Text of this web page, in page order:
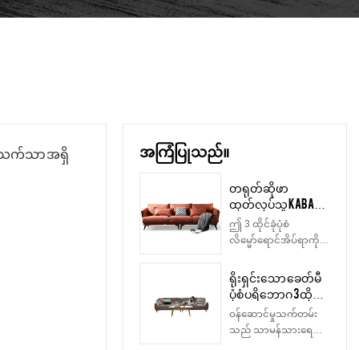
သက်သာ အရှိ
အကြံပြုသည်။
တရုတ်ဆိုဖာ
ထုတ်လုပ်သူ Kabasa
Orange 3 ထိုင်ခုံ
လိမ္မော်ရောင်
အိပ်ရာခင်း ဧည့်ခန်း
ဆိုဖာအစုံ
ဤ 3 ထိုင်ခုံပုံစံ
လိမ္မော်ရောင်အိပ်ရာကို
Kabasa ကုမ္ပဏီက
ပြုလုပ်သည်။ Flash
လိမ္မော်ရောင် ဆိုဖာအစုံ
သည် ဧည့်ခန်းအတွက်
ပြီးပြည့်စုံသည်။ ကွဲပြား
ရိုးရှင်းသော ခေတ်မီ
ပုံစံ ပရိဘောဂ 3 ထိုင်ခုံ
သားရေဧည့်ခန်း
Hotel Soft Cloud
Milan နှင့် ဧည့်ခန်း
ဝန်ဆောင်မှုသက်တမ်း
သည် သာမန်သားရေ